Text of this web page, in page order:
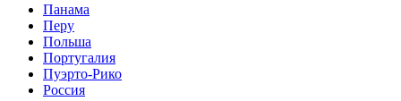
Панама
Перу
Польша
Португалия
Пуэрто-Рико
Россия